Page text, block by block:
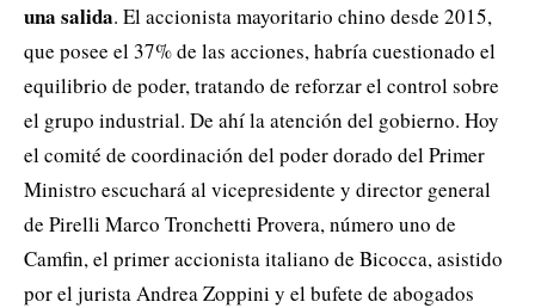
una salida. El accionista mayoritario chino desde 2015,
que posee el 37% de las acciones, habría cuestionado el
equilibrio de poder, tratando de reforzar el control sobre
el grupo industrial. De ahí la atención del gobierno. Hoy
el comité de coordinación del poder dorado del Primer
Ministro escuchará al vicepresidente y director general
de Pirelli Marco Tronchetti Provera, número uno de
Camfin, el primer accionista italiano de Bicocca, asistido
por el jurista Andrea Zoppini y el bufete de abogados